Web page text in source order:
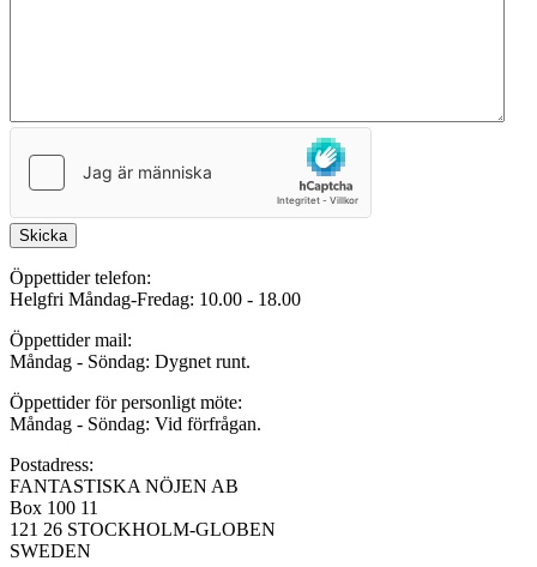
Skicka
Öppettider telefon:
Helgfri Måndag-Fredag: 10.00 - 18.00
Öppettider mail:
Måndag - Söndag: Dygnet runt.
Öppettider för personligt möte:
Måndag - Söndag: Vid förfrågan.
Postadress:
FANTASTISKA NÖJEN AB
Box 100 11
121 26 STOCKHOLM-GLOBEN
SWEDEN